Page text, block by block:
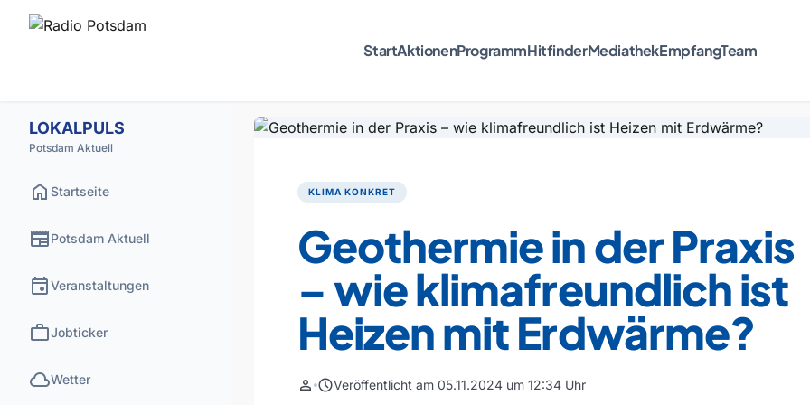
StartAktionenProgrammHitfinderMediathekEmpfangTeam
LOKALPULS
Potsdam Aktuell
home Startseite
newspaperPotsdam Aktuell
eventVeranstaltungen
workJobticker
cloudWetter
KLIMA KONKRET
Geothermie in der Praxis
– wie klimafreundlich ist
Heizen mit Erdwärme?
person scheduleVeröffentlicht am 05.11.2024 um 12:34 Uhr